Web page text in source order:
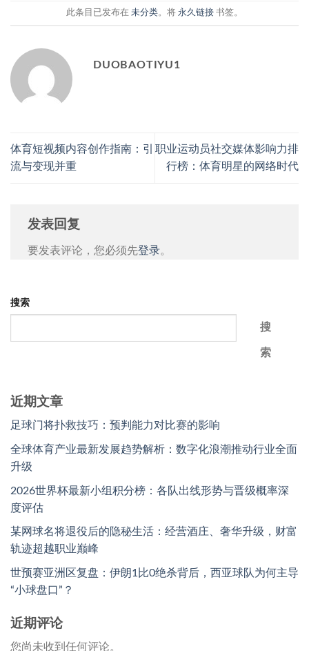
此条目已发布在 未分类。将 永久链接 书签。
DUOBAOTIYU1
体育短视频内容创作指南：引
流与变现并重
职业运动员社交媒体影响力排
行榜：体育明星的网络时代
发表回复
要发表评论，您必须先登录。
搜索
搜
索
近期文章
足球门将扑救技巧：预判能力对比赛的影响
全球体育产业最新发展趋势解析：数字化浪潮推动行业全面
升级
2026世界杯最新小组积分榜：各队出线形势与晋级概率深
度评估
某网球名将退役后的隐秘生活：经营酒庄、奢华升级，财富
轨迹超越职业巅峰
世预赛亚洲区复盘：伊朗1比0绝杀背后，西亚球队为何主导
“小球盘口”？
近期评论
您尚未收到任何评论。